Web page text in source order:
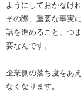
ようにしておかなけ
その際、重要な事実
話を進めること、つ
要なんです。
企業側の落ち度をあ
なくなります。